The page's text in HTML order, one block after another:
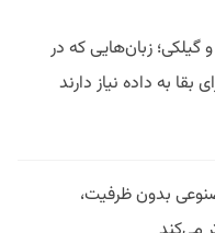
گیلکی؛ زبان‌هایی که در
به داده نیاز دارند
بدون ظرفیت،